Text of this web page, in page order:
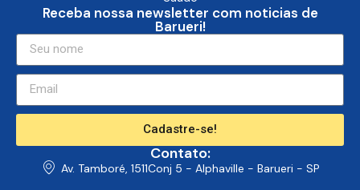
Receba nossa newsletter com noticias de
Barueri!
Cadastre-se!
Contato:
Av. Tamboré, 1511Conj 5 - Alphaville - Barueri - SP